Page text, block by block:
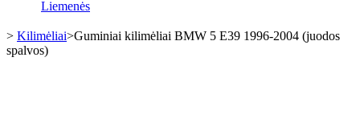
Liemenės
> Kilimėliai>Guminiai kilimėliai BMW 5 E39 1996-2004 (juodos
spalvos)